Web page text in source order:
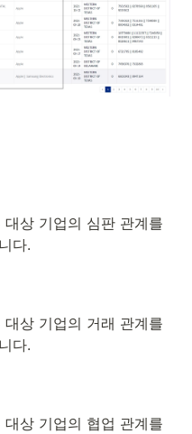
상 기업의 심판 관계를
다.
상 기업의 거래 관계를
다.
상 기업의 협업 관계를